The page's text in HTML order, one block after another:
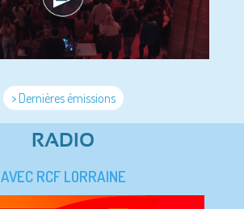
> Dernières émissions
RADIO
AVEC RCF LORRAINE